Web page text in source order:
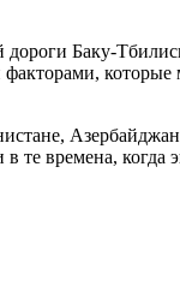
Баку-
те времена, когда